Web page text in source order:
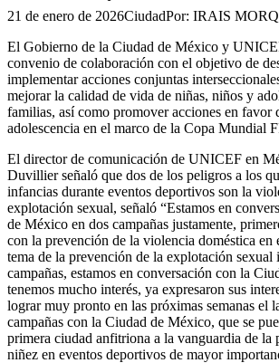
21 de enero de 2026CiudadPor: IRAIS
El Gobierno de la Ciudad de México y
convenio de colaboración con el objetivo de
implementar acciones conjuntas
mejorar la calidad de vida de niñas, niños y
familias, así como promover acciones en favor
adolescencia en el marco de la Copa Mundial
El director de comunicación de UNICEF en
Duvillier señaló que dos de los peligros a los
infancias durante eventos deportivos son la
explotación sexual, señaló “Estamos en
de México en dos campañas justamente,
con la prevención de la violencia doméstica en
tema de la prevención de la explotación sexual
campañas, estamos en conversación con la
tenemos mucho interés, ya expresaron sus
lograr muy pronto en las próximas semanas el
campañas con la Ciudad de México, que se
primera ciudad anfitriona a la vanguardia de la
niñez en eventos deportivos de mayor